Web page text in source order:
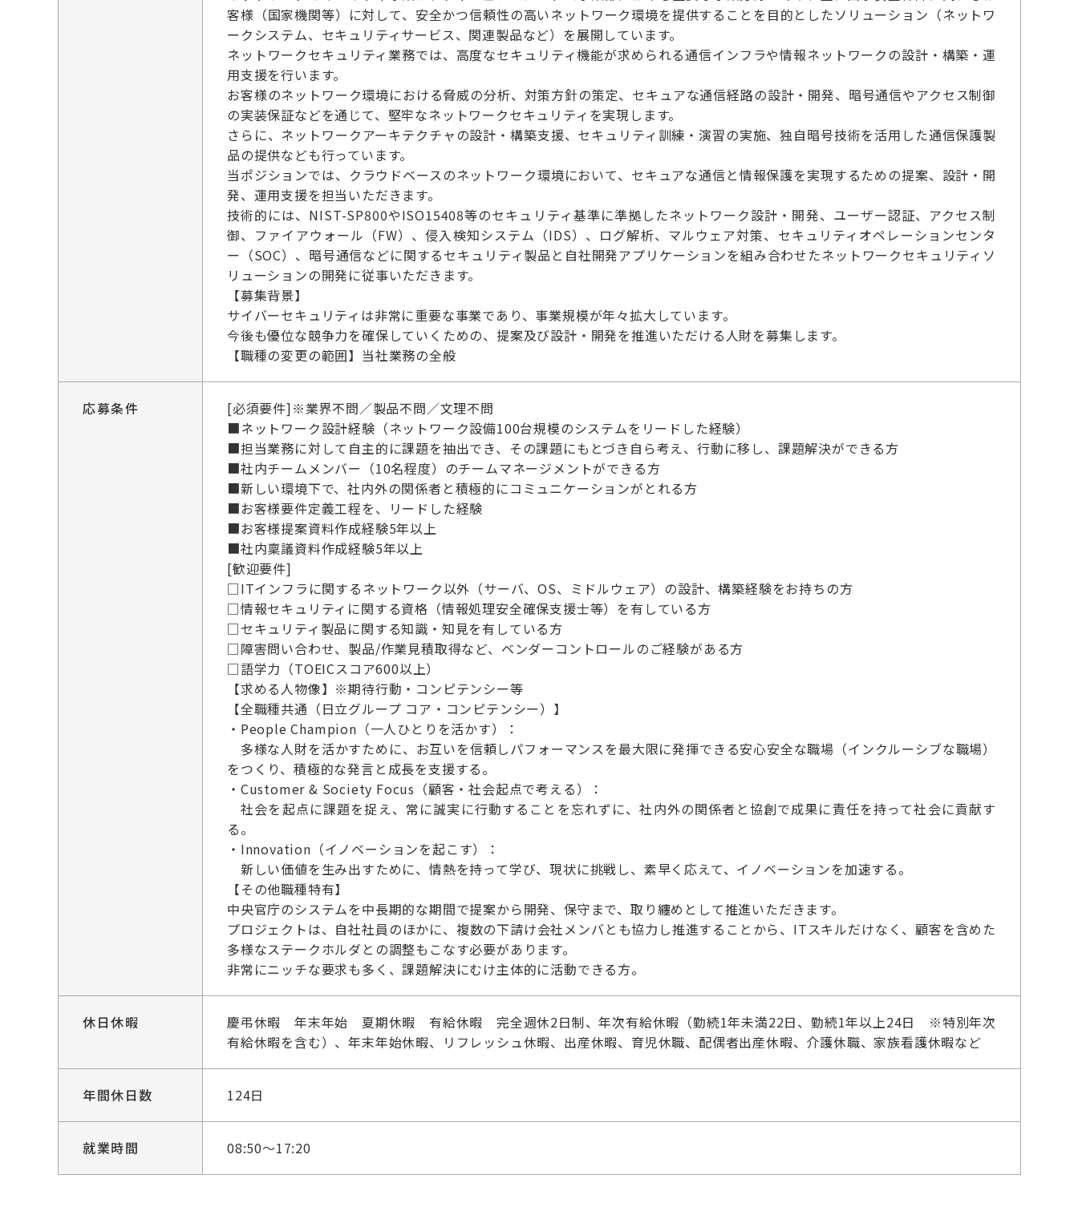
客様（国家機関等）に対して、安全かつ信頼性の高いネットワーク環境を提供することを目的としたソリューション（ネットワ
ークシステム、セキュリティサービス、関連製品など）を展開しています。
ネットワークセキュリティ業務では、高度なセキュリティ機能が求められる通信インフラや情報ネットワークの設計・構築・運
用支援を行います。
お客様のネットワーク環境における脅威の分析、対策方針の策定、セキュアな通信経路の設計・開発、暗号通信やアクセス制御
の実装保証などを通じて、堅牢なネットワークセキュリティを実現します。
さらに、ネットワークアーキテクチャの設計・構築支援、セキュリティ訓練・演習の実施、独自暗号技術を活用した通信保護製
品の提供なども行っています。
当ポジションでは、クラウドベースのネットワーク環境において、セキュアな通信と情報保護を実現するための提案、設計・開
発、運用支援を担当いただきます。
技術的には、NIST-SP800やISO15408等のセキュリティ基準に準拠したネットワーク設計・開発、ユーザー認証、アクセス制
御、ファイアウォール（FW）、侵入検知システム（IDS）、ログ解析、マルウェア対策、セキュリティオペレーションセンタ
ー（SOC）、暗号通信などに関するセキュリティ製品と自社開発アプリケーションを組み合わせたネットワークセキュリティソ
リューションの開発に従事いただきます。
【募集背景】
サイバーセキュリティは非常に重要な事業であり、事業規模が年々拡大しています。
今後も優位な競争力を確保していくための、提案及び設計・開発を推進いただける人財を募集します。
【職種の変更の範囲】当社業務の全般
応募条件
[必須要件]※業界不問／製品不問／文理不問
■ネットワーク設計経験（ネットワーク設備100台規模のシステムをリードした経験）
■担当業務に対して自主的に課題を抽出でき、その課題にもとづき自ら考え、行動に移し、課題解決ができる方
■社内チームメンバー（10名程度）のチームマネージメントができる方
■新しい環境下で、社内外の関係者と積極的にコミュニケーションがとれる方
■お客様要件定義工程を、リードした経験
■お客様提案資料作成経験5年以上
■社内稟議資料作成経験5年以上
[歓迎要件]
□ITインフラに関するネットワーク以外（サーバ、OS、ミドルウェア）の設計、構築経験をお持ちの方
□情報セキュリティに関する資格（情報処理安全確保支援士等）を有している方
□セキュリティ製品に関する知識・知見を有している方
□障害問い合わせ、製品/作業見積取得など、ベンダーコントロールのご経験がある方
□語学力（TOEICスコア600以上）
【求める人物像】※期待行動・コンピテンシー等
【全職種共通（日立グループ コア・コンピテンシー）】
・People Champion（一人ひとりを活かす）：
多様な人財を活かすために、お互いを信頼しパフォーマンスを最大限に発揮できる安心安全な職場（インクルーシブな職場）
をつくり、積極的な発言と成長を支援する。
・Customer & Society Focus（顧客・社会起点で考える）：
社会を起点に課題を捉え、常に誠実に行動することを忘れずに、社内外の関係者と協創で成果に責任を持って社会に貢献す
る。
・Innovation（イノベーションを起こす）：
新しい価値を生み出すために、情熱を持って学び、現状に挑戦し、素早く応えて、イノベーションを加速する。
【その他職種特有】
中央官庁のシステムを中長期的な期間で提案から開発、保守まで、取り纏めとして推進いただきます。
プロジェクトは、自社社員のほかに、複数の下請け会社メンバとも協力し推進することから、ITスキルだけなく、顧客を含めた
多様なステークホルダとの調整もこなす必要があります。
非常にニッチな要求も多く、課題解決にむけ主体的に活動できる方。
休日休暇
慶弔休暇 年末年始 夏期休暇 有給休暇 完全週休2日制、年次有給休暇（勤続1年未満22日、勤続1年以上24日 ※特別年次
有給休暇を含む）、年末年始休暇、リフレッシュ休暇、出産休暇、育児休職、配偶者出産休暇、介護休職、家族看護休暇など
年間休日数 124日
就業時間 08:50～17:20